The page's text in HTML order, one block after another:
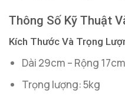
Thông Số Kỹ Thuật
Kích Thước Và Trọng
Dài 29cm – Rộng
Trọng lượng: 5kg